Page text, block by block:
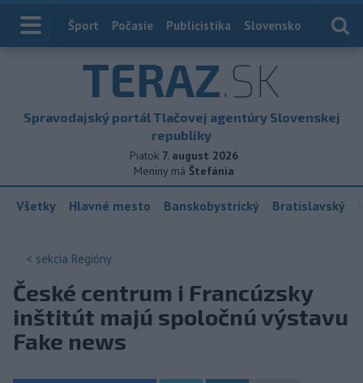
Index
Šport Počasie Publicistika Slovensko
TERAZ.SK
Spravodajský portál Tlačovej agentúry Slovenskej
republiky
Piatok 7. august 2026
Meniny má Štefánia
Všetky Hlavné mesto Banskobystrický Bratislavský
< sekcia Regióny
České centrum i Francúzsky
inštitút majú spoločnú výstavu
Fake news